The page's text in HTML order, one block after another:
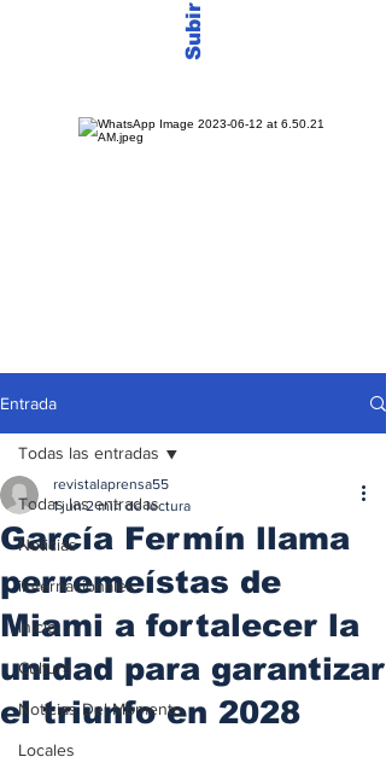
Entrada
Todas las entradas
Noticias
iInternacionales
Inicio
Cultura
Noticias Del Momento
Locales
Todas las entradas
García Fermín llama
perremeístas de
Miami a fortalecer la
unidad para garantizar
el triunfo en 2028
revistalaprensa55
1 jun 2 min de lectura